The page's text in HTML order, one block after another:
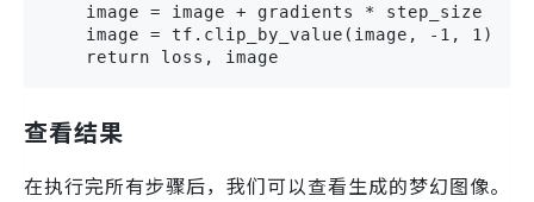
    image = image + gradients * step_size
    image = tf.clip_by_value(image, -1, 1)
    return loss, image
查看结果
在执行完所有步骤后，我们可以查看生成的梦幻图像。